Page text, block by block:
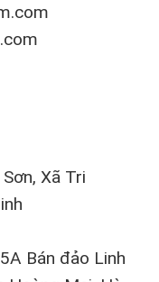
Xã Tri
Bán đảo Linh